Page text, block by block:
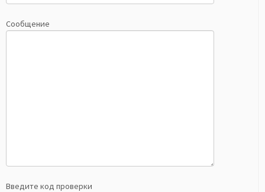
Сообщение
Введите код проверки